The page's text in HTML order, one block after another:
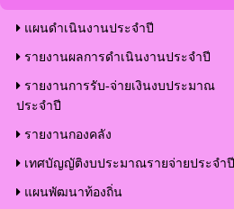
แผนดำเนินงานประจำปี
รายงานผลการดำเนินงานประจำปี
รายงานการรับ-จ่ายเงินงบประมาณ
ประจำปี
รายงานกองคลัง
เทศบัญญัติงบประมาณรายจ่ายประจำปี
แผนพัฒนาท้องถิ่น